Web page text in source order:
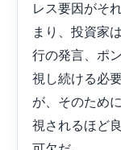
レス要因がそ
まり、投資家
行の発言、ポ
視し続ける必
が、そのため
視されるほど